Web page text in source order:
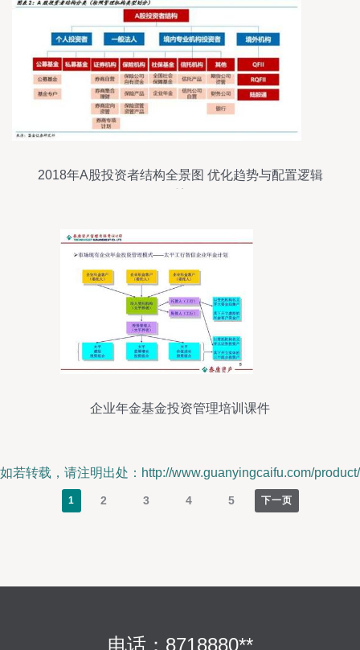
2018年A股投资者结构全景图 优化趋势与配置逻辑
企业年金基金投资管理培训课件
如若转载，请注明出处：http://www.guanyingcaifu.com/product/
1 2 3 4 5 下一页
电话：8718880**